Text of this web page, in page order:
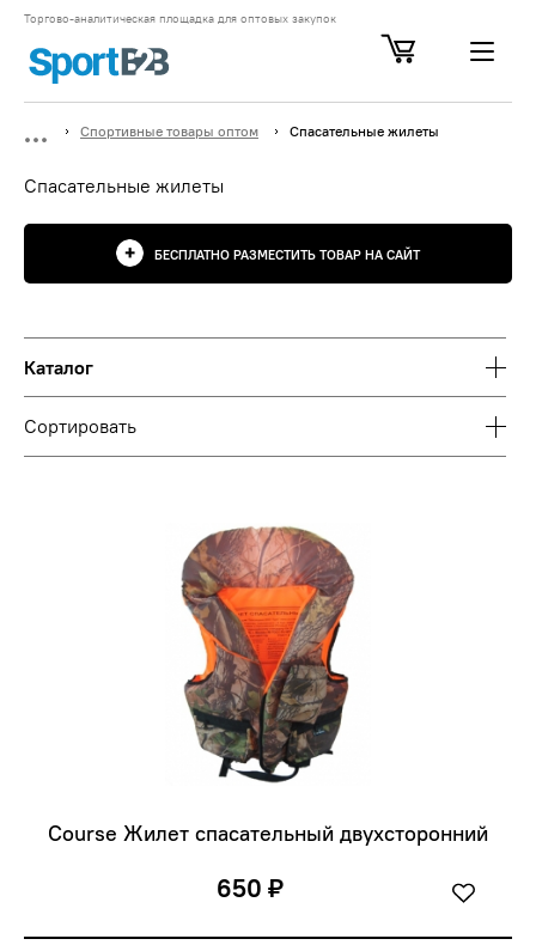
Торгово-аналитическая площадка для оптовых закупок
Спортивные товары оптом Спасательные жилеты
Спасательные жилеты
БЕСПЛАТНО РАЗМЕСТИТЬ ТОВАР НА САЙТ
Каталог
Сортировать
Course Жилет спасательный двухсторонний
650 ₽